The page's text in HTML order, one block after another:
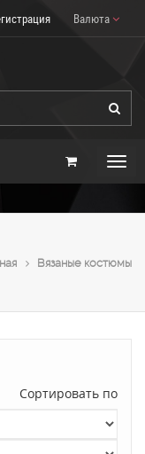
Валюта
Вязаные костюмы
Сортировать по